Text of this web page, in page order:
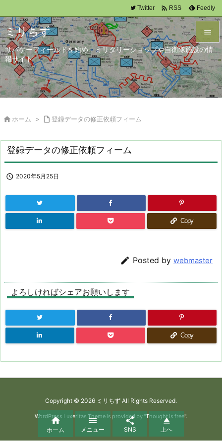
ミリちず
サバゲーフィールドを始め、ミリタリーショップや自衛隊施設の情
報サイト


メニュ

サイド
次へ
検索
Twitter  RSS Feedly
 ホーム >  登録データの修正依頼フィーム
登録データの修正依頼フィーム
 2020年5月25日
Copy
 Posted by webmaster
よろしければシェアお願いします
Copy
Copyright © 2026 ミリちず All Rights Reserved.
WordPress Luxeritas Theme is provided by "Thought is free".

ホーム

メニュー

SNS

上へ